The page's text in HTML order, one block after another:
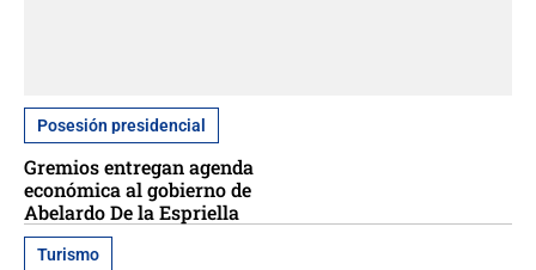
Posesión presidencial
Gremios entregan agenda
económica al gobierno de
Abelardo De la Espriella
Turismo